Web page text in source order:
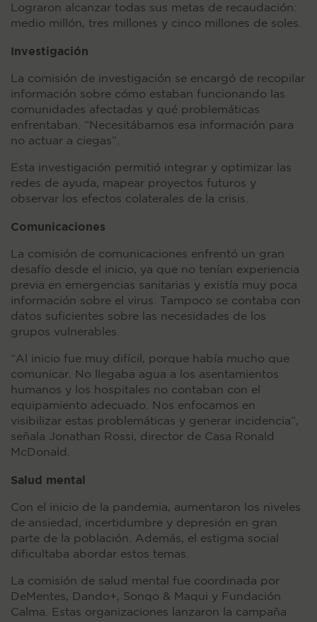
Lograron alcanzar todas sus metas de recaudación:
medio millón, tres millones y cinco millones de soles.
Investigación
La comisión de investigación se encargó de recopilar
información sobre cómo estaban funcionando las
comunidades afectadas y qué problemáticas
enfrentaban. “Necesitábamos esa información para
no actuar a ciegas”.
Esta investigación permitió integrar y optimizar las
redes de ayuda, mapear proyectos futuros y
observar los efectos colaterales de la crisis.
Comunicaciones
La comisión de comunicaciones enfrentó un gran
desafío desde el inicio, ya que no tenían experiencia
previa en emergencias sanitarias y existía muy poca
información sobre el virus. Tampoco se contaba con
datos suficientes sobre las necesidades de los
grupos vulnerables.
“Al inicio fue muy difícil, porque había mucho que
comunicar. No llegaba agua a los asentamientos
humanos y los hospitales no contaban con el
equipamiento adecuado. Nos enfocamos en
visibilizar estas problemáticas y generar incidencia”,
señala Jonathan Rossi, director de Casa Ronald
McDonald.
Salud mental
Con el inicio de la pandemia, aumentaron los niveles
de ansiedad, incertidumbre y depresión en gran
parte de la población. Además, el estigma social
dificultaba abordar estos temas.
La comisión de salud mental fue coordinada por
DeMentes, Dando+, Sonqo & Maqui y Fundación
Calma. Estas organizaciones lanzaron la campaña